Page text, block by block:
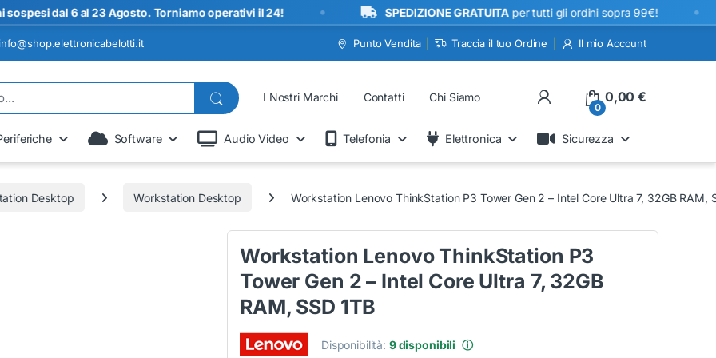
dal 6 al 23 Agosto. Torniamo operativi il 24! • SPEDIZIONE GRATUITAper tutti gli ordini sopra 99€! •
info@shop.elettronicabelotti.it Punto Vendita Traccia il tuo Ordine Il mio Account
I Nostri Marchi Contatti Chi Siamo My Account
0
0,00€
Software Audio Video Telefonia Elettronica Sicurezza
Desktop Workstation Desktop Workstation Lenovo ThinkStation P3 Tower Gen 2 – Intel Core Ultra 7, 32GB RAM,
Workstation Lenovo ThinkStation P3
Tower Gen 2 – Intel Core Ultra 7, 32GB
RAM, SSD 1TB
Disponibilità: 9 disponibili ⓘ